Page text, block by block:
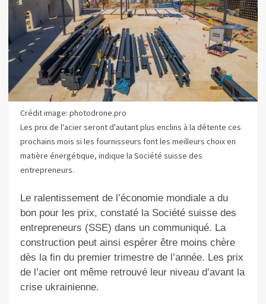
Crédit image: photodrone.pro
Les prix de l'acier seront d'autant plus enclins à la détente ces
prochains mois si les fournisseurs font les meilleurs choix en
matière énergétique, indique la Société suisse des
entrepreneurs.
Le ralentissement de l’économie mondiale a du
bon pour les prix, constaté la Société suisse des
entrepreneurs (SSE) dans un communiqué. La
construction peut ainsi espérer être moins chère
dès la fin du premier trimestre de l’année. Les prix
de l’acier ont même retrouvé leur niveau d’avant la
crise ukrainienne.